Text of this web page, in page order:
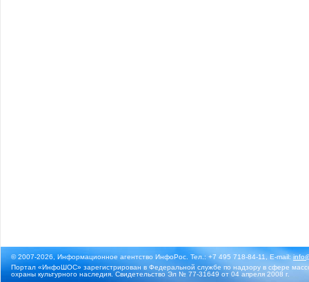
© 2007-2026, Информационное агентство ИнфоРос. Тел.: +7 495 718-84-11, E-mail:
Портал «ИнфоШОС» зарегистрирован в Федеральной службе по надзору в сфере
охраны культурного наследия. Свидетельство Эл № 77-31649 от 04 апреля 2008 г.